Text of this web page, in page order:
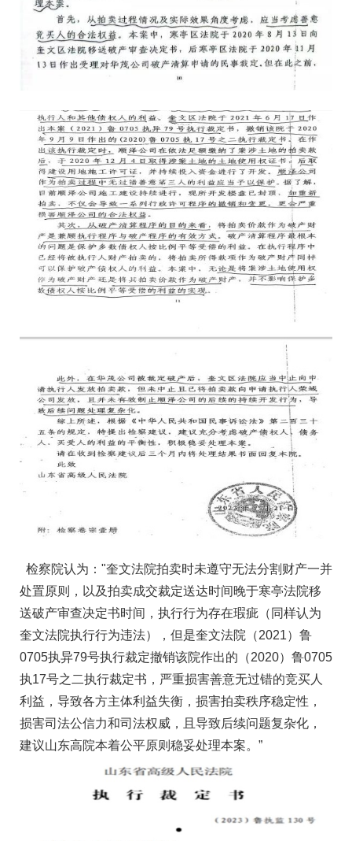
检察院认为："奎文法院拍卖时未遵守无法分割财产一并
处置原则，以及拍卖成交裁定送达时间晚于寒亭法院移
送破产审查决定书时间，执行行为存在瑕疵（同样认为
奎文法院执行行为违法），但是奎文法院（2021）鲁
0705执异79号执行裁定撤销该院作出的（2020）鲁0705
执17号之二执行裁定书，严重损害善意无过错的竞买人
利益，导致各方主体利益失衡，损害拍卖秩序稳定性，
损害司法公信力和司法权威，且导致后续问题复杂化，
建议山东高院本着公平原则稳妥处理本案。”